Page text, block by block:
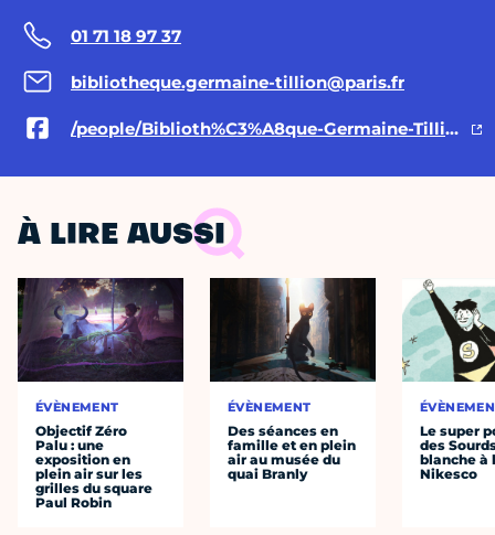
01 71 18 97 37
bibliotheque.germaine-tillion@paris.fr
/people/Biblioth%C3%A8que-Germaine-Tillion/100064535118954/
À LIRE AUSSI
ÉVÈNEMENT
Objectif Zéro
Palu : une
exposition en
plein air sur les
grilles du square
Paul Robin
ÉVÈNEMENT
Des séances en
famille et en plein
air au musée du
quai Branly
Le super
des
blanche à
Nikesco